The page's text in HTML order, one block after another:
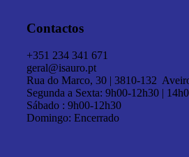
Contactos
+351 234 341 671
geral@isauro.pt
Rua do Marco, 30 | 3810-132
Segunda a Sexta: 9h00-12h30 |
Sábado : 9h00-12h30
Domingo: Encerrado